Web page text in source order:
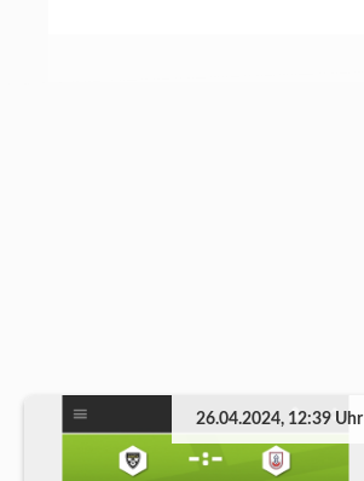
26.04.2024, 12:39 Uhr